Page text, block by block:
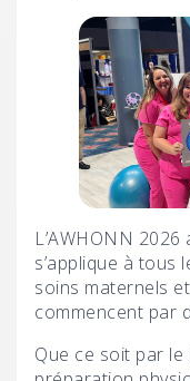
L’AWHONN
s’applique à tous
soins maternels
commencent par
Que ce soit par